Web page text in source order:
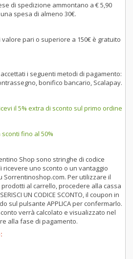
di spedizione ammontano a € 5,90
spesa di almeno 30€.
pari o superiore a 150€ è gratuito
i seguenti metodi di pagamento:
bonifico bancario, Scalapay.
il 5% extra di sconto sul primo ordine
fino al 50%
Shop sono stringhe di codice
ricevere uno sconto o un vantaggio
Per utilizzare il
al carrello, procedere alla cassa
UN CODICE SCONTO, il coupon in
sul pulsante APPLICA per confermarlo.
verrà calcolato e visualizzato nel
alla fase di pagamento.